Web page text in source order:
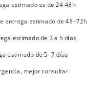
estimado es de 24-48h
entrega estimado de 48 -72h
estimado de 3 a 5 dias
estimado de 5- 7 días
mejor consultar.